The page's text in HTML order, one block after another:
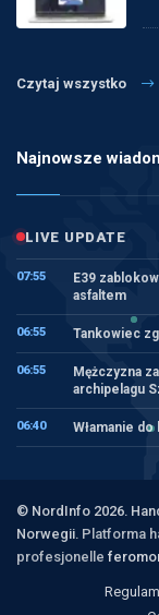
Czytaj wszystko
Najnowsze
LIVE UPDATE
07:55
E39
asfaltem
06:55 Tankowiec
06:55
Mężczyzna
archipelagu
06:40 Włamanie
© NordInfo 2026.
Norwegii. Platforma
profesjonelle